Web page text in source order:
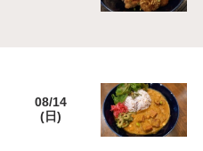
08/14
(日)